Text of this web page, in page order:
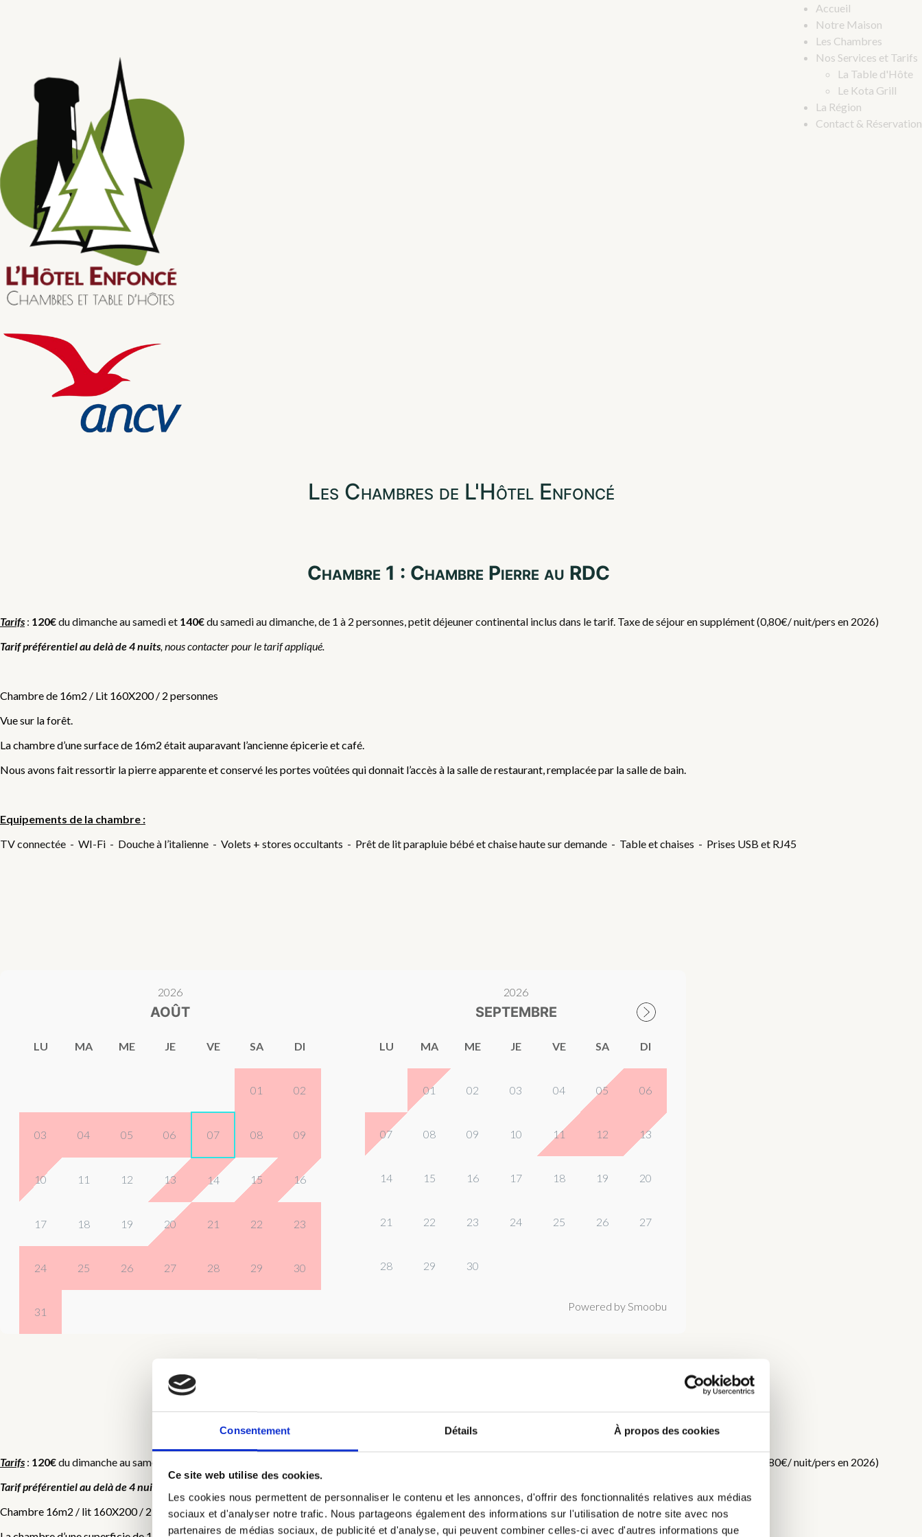
Consentement Détails À propos des cookies
Ce site web utilise des cookies.
Les cookies nous permettent de personnaliser le contenu et les annonces, d'offrir des fonctionnalités relatives aux médias
sociaux et d'analyser notre trafic. Nous partageons également des informations sur l'utilisation de notre site avec nos
partenaires de médias sociaux, de publicité et d'analyse, qui peuvent combiner celles-ci avec d'autres informations que
Accueil
Notre Maison
Les Chambres
Nos Services et Tarifs
La Table d'Hôte
Le Kota Grill
La Région
Contact & Réservation
Les Chambres de L'Hôtel Enfoncé
Chambre 1 : Chambre Pierre au RDC
Tarifs : 120€du dimanche au samedi et 140€du samedi au dimanche, de 1 à 2 personnes, petit déjeuner continental inclus dans le tarif. Taxe de séjour en supplément (0,80€/ nuit/pers en 2026)
Tarif préférentiel au delà de 4 nuits, nous contacter pour le tarif appliqué.
Chambre de 16m2 / Lit 160X200 / 2 personnes
Vue sur la forêt.
La chambre d’une surface de 16m2 était auparavant l’ancienne épicerie et café.
Nous avons fait ressortir la pierre apparente et conservé les portes voûtées qui donnait l’accès à la salle de restaurant, remplacée par la salle de bain.
Equipements de la chambre :
TV connectée - WI-Fi - Douche à l’italienne - Volets + stores occultants - Prêt de lit parapluie bébé et chaise haute sur demande - Table et chaises - Prises USB et RJ45
2026
AOÛT
LU MA ME JE VE SA DI
01 02
03 04 05 06 07 08 09
10 11 12 13 14 15 16
17 18 19 20 21 22 23
24 25 26 27 28 29 30
31
2026
SEPTEMBRE
LU MA ME JE VE SA DI
01 02 03 04 05 06
07 08 09 10 11 12 13
14 15 16 17 18 19 20
21 22 23 24 25 26 27
28 29 30
Powered by Smoobu
Chambre 2 : Chambre Bouleau au RDC
Tarifs : 120€du dimanche au samedi et
du samedi au dimanche, de 1 à 2 personnes, petit déjeuner continental inclus dans le tarif. Taxe de séjour en supplément (0,80€/ nuit/pers en 2026)
Tarif préférentiel au delà de 4 nuits
Chambre 16m2 / lit 160X200 / 2 personnes / insonorisée